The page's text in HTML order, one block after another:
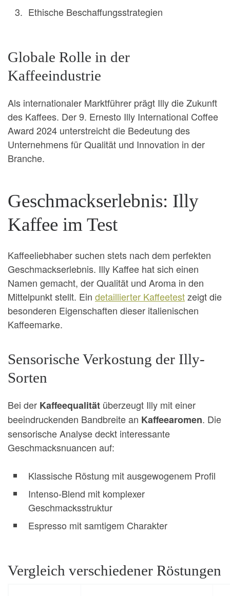
Ethische Beschaffungsstrategien
Globale Rolle in der
Kaffeeindustrie
Als internationaler Marktführer prägt Illy die Zukunft
des Kaffees. Der 9. Ernesto Illy International Coffee
Award 2024 unterstreicht die Bedeutung des
Unternehmens für Qualität und Innovation in der
Branche.
Geschmackserlebnis: Illy
Kaffee im Test
Kaffeeliebhaber suchen stets nach dem perfekten
Geschmackserlebnis. Illy Kaffee hat sich einen
Namen gemacht, der Qualität und Aroma in den
Mittelpunkt stellt. Ein detaillierter Kaffeetestzeigt die
besonderen Eigenschaften dieser italienischen
Kaffeemarke.
Sensorische Verkostung der Illy-
Sorten
Bei der Kaffeequalität überzeugt Illy mit einer
beeindruckenden Bandbreite an Kaffeearomen. Die
sensorische Analyse deckt interessante
Geschmacksnuancen auf:
Klassische Röstung mit ausgewogenem Profil
Intenso-Blend mit komplexer
Geschmacksstruktur
Espresso mit samtigem Charakter
Vergleich verschiedener Röstungen